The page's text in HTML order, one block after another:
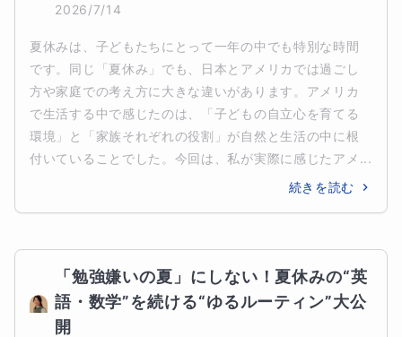
2026/7/14
夏休みは、子どもたちにとって一年の中でも特別な時間
です。同じ「夏休み」でも、日本とアメリカでは過ごし
方や家庭での考え方に大きな違いがあります。アメリカ
で生活する中で感じたのは、「子どもの自立心を育てる
環境」と「家族それぞれの役割」が自然と生活の中に根
付いていることでした。今回は、私が実際に感じたアメ...
続きを読む
「勉強嫌いの夏」にしない！夏休みの“英
語・数学”を続ける“ゆるルーティン”大公
開